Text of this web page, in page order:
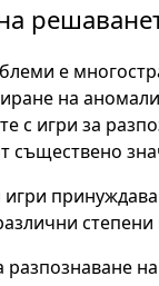
е
на
с игри за
съществено
разпознаване